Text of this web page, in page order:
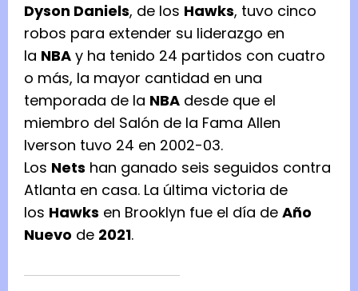
Dyson Daniels, de los Hawks, tuvo cinco
robos para extender su liderazgo en
la NBA y ha tenido 24 partidos con cuatro
o más, la mayor cantidad en una
temporada de la NBA desde que el
miembro del Salón de la Fama Allen
Iverson tuvo 24 en 2002-03.
Los Nets han ganado seis seguidos contra
Atlanta en casa. La última victoria de
los Hawks en Brooklyn fue el día de Año
Nuevo de 2021.